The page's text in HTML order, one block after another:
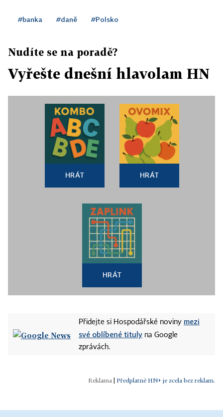
#banka #daně #Polsko
Nudíte se na poradě?
Vyřešte dnešní hlavolam HN
HRÁT HRÁT
HRÁT
Přidejte si Hospodářské noviny mezi
své oblíbené tituly na Google
zprávách.
Předplatné HN+ je zcela bez reklam.